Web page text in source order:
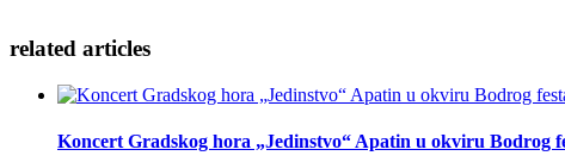
related articles
Koncert Gradskog hora „Jedinstvo“ Apatin u okviru Bodrog